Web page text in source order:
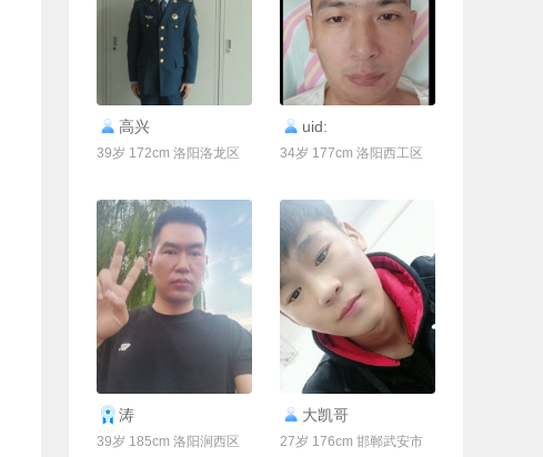
高兴
39岁 172cm 洛阳洛龙区
uid:
34岁 177cm 洛阳西工区
涛
39岁 185cm 洛阳涧西区
联系Ta
大凯哥
27岁 176cm 邯郸武安市